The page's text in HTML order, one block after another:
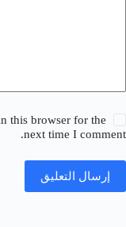
this browser for the
next time I comment.
إرسال التعليق